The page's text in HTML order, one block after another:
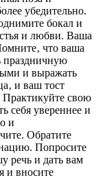
убедительно.
бокал и
и любви. Ваша
что ваша
праздничную
и выражать
и ваш тост
Практикуйте свою
себя увереннее и
и
Обратите
Попросите
речь и дать вам
и вносите